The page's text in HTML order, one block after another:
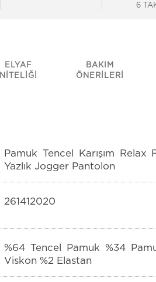
6
ELYAF
NİTELİĞİ
BAKIM
ÖNERİLERİ
Pamuk Tencel Karışım Relax
Yazlık Jogger Pantolon
261412020
%64 Tencel Pamuk %34
Viskon %2 Elastan